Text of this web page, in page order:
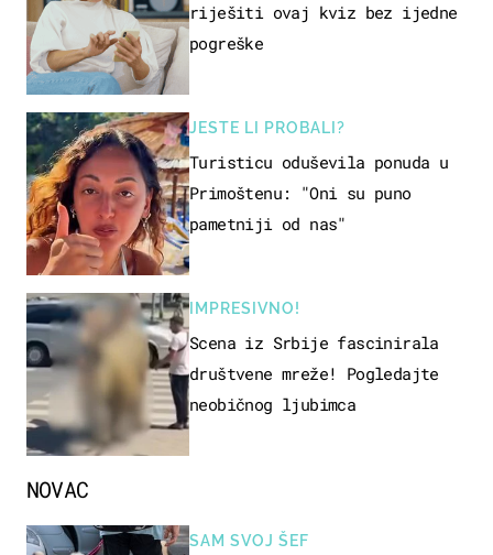
riješiti ovaj kviz bez ijedne
pogreške
JESTE LI PROBALI?
Turisticu oduševila ponuda u
Primoštenu: "Oni su puno
pametniji od nas"
IMPRESIVNO!
Scena iz Srbije fascinirala
društvene mreže! Pogledajte
neobičnog ljubimca
NOVAC
SAM SVOJ ŠEF